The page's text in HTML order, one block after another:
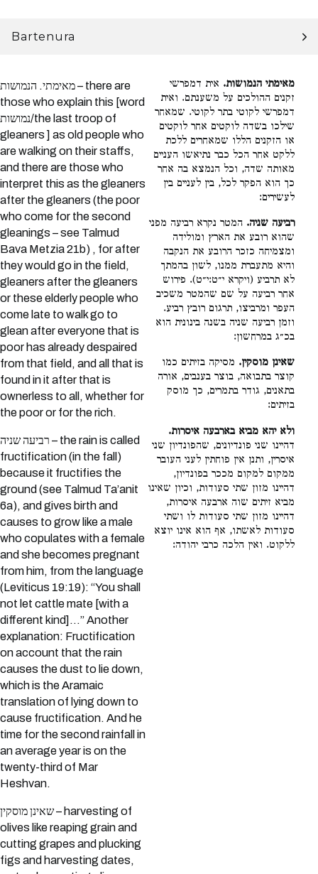
Bartenura
מאימתי. הנמושות – there are
those who explain this [word
נמושות/the last troop of
gleaners ] as old people who
are walking on their staffs,
and there are those who
interpret this as the gleaners
after the gleaners (the poor
who come for the second
gleanings – see Talmud
Bava Metzia 21b) , for after
they would go in the field,
gleaners after the gleaners
or these elderly people who
come late to walk go to
glean after everyone that is
poor has already despaired
from that field, and all that is
found in it after that is
ownerless to all, whether for
the poor or for the rich.
רביעה שניה – the rain is called
fructification (in the fall)
because it fructifies the
ground (see Talmud Ta’anit
6a), and gives birth and
causes to grow like a male
who copulates with a female
and she becomes pregnant
from him, from the language
(Leviticus 19:19): “You shall
not let cattle mate [with a
different kind]…” Another
explanation: Fructification
on account that the rain
causes the dust to lie down,
which is the Aramaic
translation of lying down to
cause fructification. And he
time for the second rainfall in
an average year is on the
twenty-third of Mar
Heshvan.
שאינן מוסקין – harvesting of
olives like reaping grain and
cutting grapes and plucking
figs and harvesting dates,
מאימתי הנמושות. אית דמפרשי
זקנים ההולכים על משענתם. ואית
דמפרשי לקוטי בתר לקוטי. שמאחר
שילכו בשדה לוקטים אחר לוקטים
או הזקנים הללו שמאחרים ללכת
ללקט אחר הכל כבר נתיאשו העניים
מאותה שדה, וכל הנמצא בה אחר
כך הוא הפקר לכל, בין לעניים בין
לעשירים:
רביעה שניה. המטר נקרא רביעה מפני
שהוא רובע את הארץ ומולידה
ומצמיחה כזכר הרובע את הנקבה
והיא מתעברת ממנו, לשון בהמתך
לא תרביע (ויקרא י״ט:י״ט). פירוש
אחר רביעה על שם שהמטר משכיב
העפר ומרביצו, תרגום רובץ רביע.
וזמן רביעה שניה בשנה בינונית הוא
בכ״ג במרחשון:
שאינן מוסקין. מסיקה בזיתים כמו
קוצר בתבואה, בוצר בענבים, אורה
בתאנים, גודר בתמרים, כך מוסק
בזיתים:
ולא יהא מביא בארבעה איסרות.
דהיינו שני פונדיונים, שהפונדיון שני
איסרין, ותנן אין פוחתין לעני העובר
ממקום למקום מככר בפונדיון,
דהיינו מזון שתי סעודות, וכיון שאינו
מביא זיתים שוה ארבעה איסרות,
דהיינו מזון שתי סעודות לו ושתי
סעודות לאשתו, אף הוא אינו יוצא
ללקוט. ואין הלכה כרבי יהודה: